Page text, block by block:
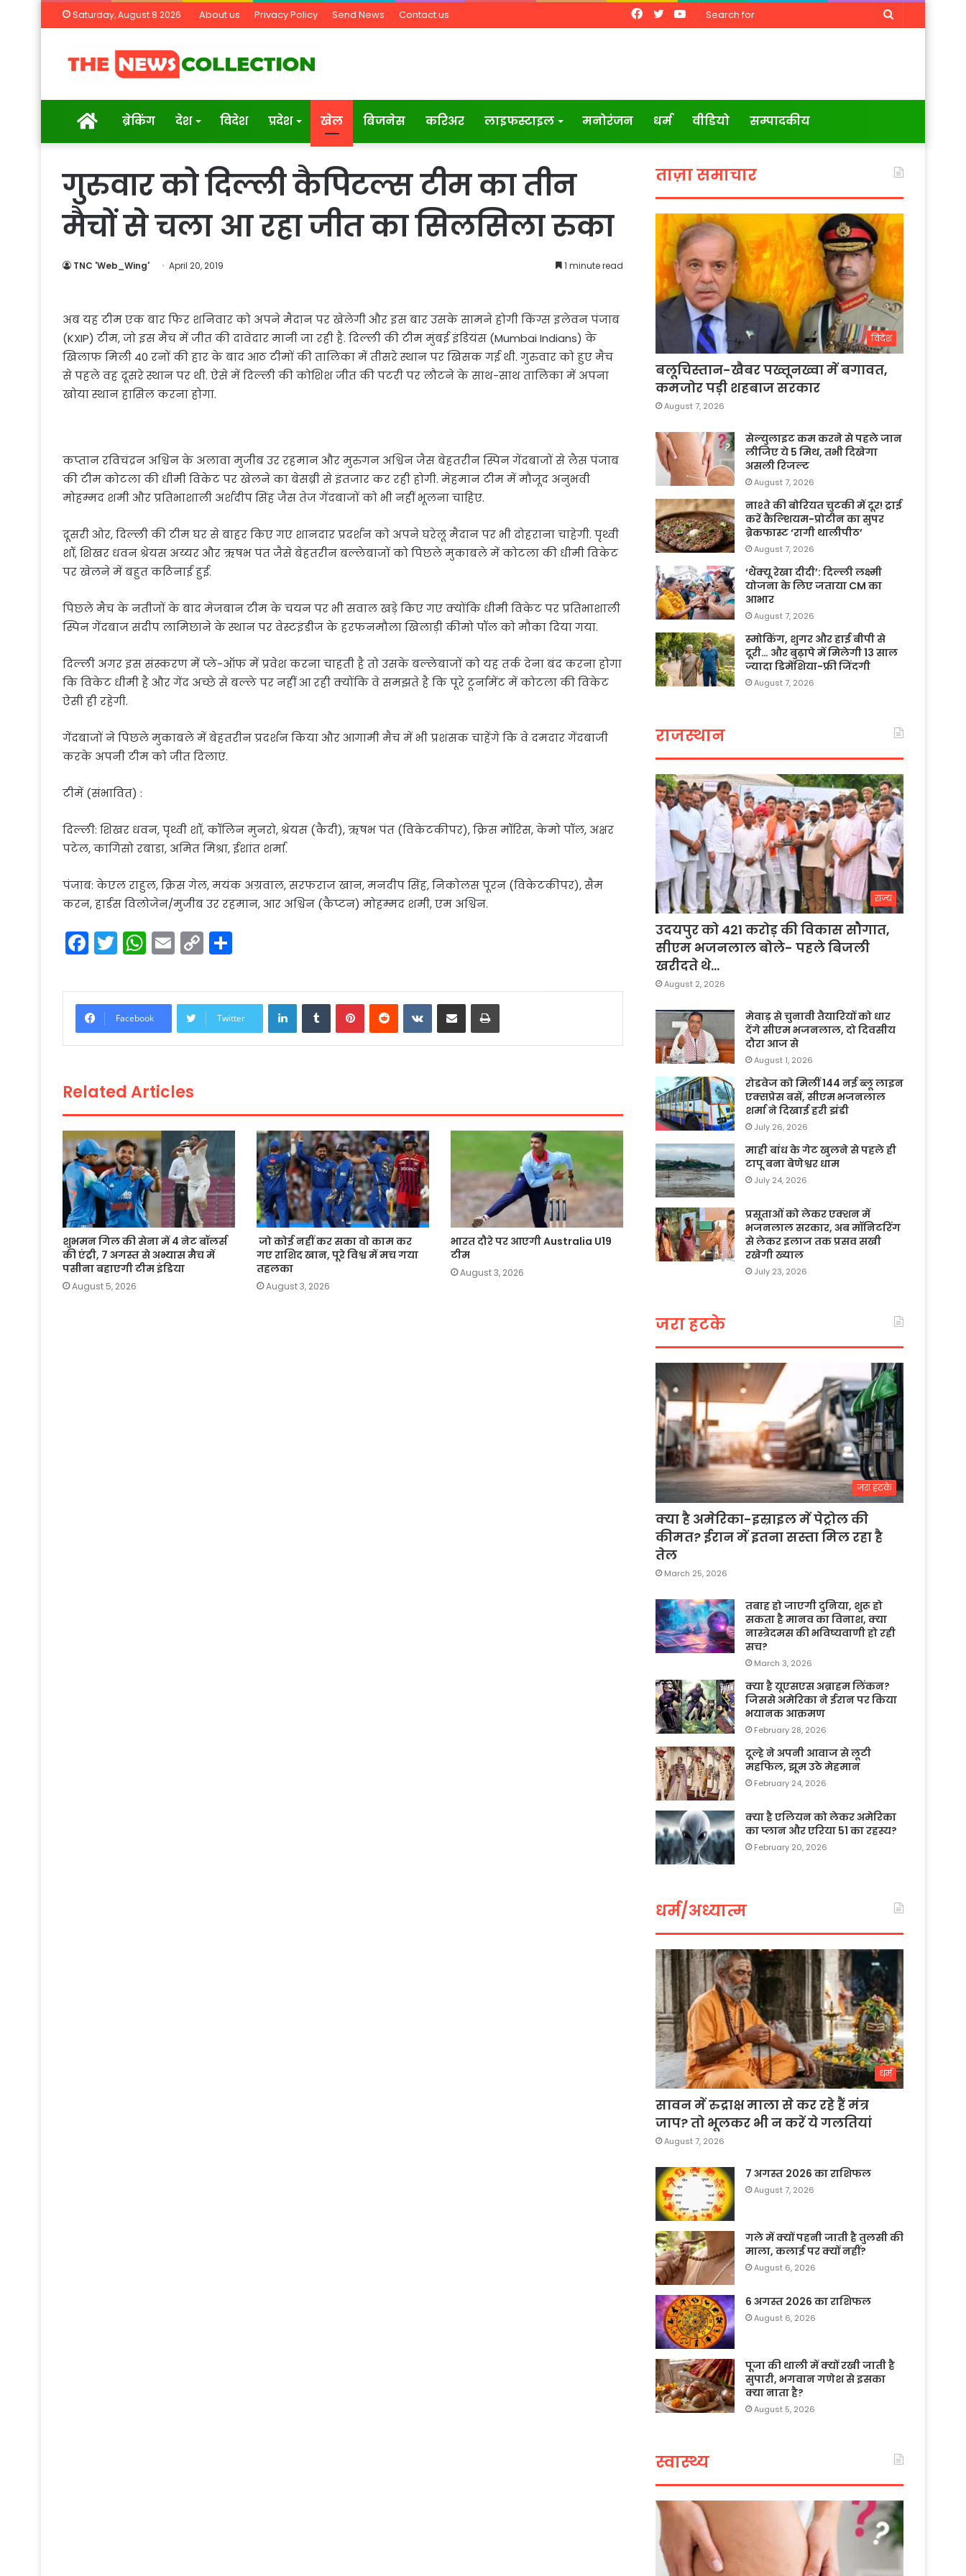
Saturday, August 8 2026 About us Privacy Policy Send News Contact us
Search
YouTube
Twitter
Facebook
Homeब्रेकिंग देश विदेश प्रदेश खेल बिजनेस करिअर लाइफस्टाइल मनोरंजन धर्म वीडियो सम्पादकीय
गुरुवार को दिल्ली कैपिटल्स टीम का तीन
मैचों से चला आ रहा जीत का सिलसिला रुका
TNC 'Web_Wing' April 20, 2019 1 minute read
अब यह टीम एक बार फिर शनिवार को अपने मैदान पर खेलेगी और इस बार उसके सामने होगी किंग्स इलेवन पंजाब
(KXIP) टीम, जो इस मैच में जीत की दावेदार मानी जा रही है. दिल्ली की टीम मुंबई इंडियंस (Mumbai Indians) के
खिलाफ मिली 40 रनों की हार के बाद आठ टीमों की तालिका में तीसरे स्थान पर खिसक गई थी. गुरुवार को हुए मैच
से पहले वह दूसरे स्थान पर थी. ऐसे में दिल्ली की कोशिश जीत की पटरी पर लौटने के साथ-साथ तालिका में अपना
खोया स्थान हासिल करना होगा.
कप्तान रविचंद्रन अश्विन के अलावा मुजीब उर रहमान और मुरुगन अश्विन जैस बेहतरीन स्पिन गेंदबाजों से लैस पंजाब
की टीम कोटला की धीमी विकेट पर खेलने का बेसब्री से इंतजार कर रही होगी. मेहमान टीम में मौजूद अनुभवी
मोहम्मद शमी और प्रतिभाशाली अर्शदीप सिंह जैस तेज गेंदबाजों को भी नहीं भूलना चाहिए.
दूसरी ओर, दिल्ली की टीम घर से बाहर किए गए शानदार प्रदर्शन को अपने घरेलू मैदान पर भी दोहराना चाहेगी. पृथ्वी
शॉ, शिखर धवन श्रेयस अय्यर और ऋषभ पंत जैसे बेहतरीन बल्लेबाजों को पिछले मुकाबले में कोटला की धीमी विकेट
पर खेलने में बहुत कठिनाई हुई.
पिछले मैच के नतीजों के बाद मेजबान टीम के चयन पर भी सवाल खड़े किए गए क्योंकि धीमी विकेट पर प्रतिभाशाली
स्पिन गेंदबाज संदीप लामिछाने के स्थान पर वेस्टइंडीज के हरफनमौला खिलाड़ी कीमो पॉल को मौका दिया गया.
दिल्ली अगर इस संस्करण में प्ले-ऑफ में प्रवेश करना चाहती है तो उसके बल्लेबाजों को यह तर्क देना बंद करना होगा
कि विकेट धीमी है और गेंद अच्छे से बल्ले पर नहीं आ रही क्योंकि वे समझते है कि पूरे टूर्नामेंट में कोटला की विकेट
ऐसी ही रहेगी.
गेंदबाजों ने पिछले मुकाबले में बेहतरीन प्रदर्शन किया और आगामी मैच में भी प्रशंसक चाहेंगे कि वे दमदार गेंदबाजी
करके अपनी टीम को जीत दिलाएं.
टीमें (संभावित) :
दिल्ली: शिखर धवन, पृथ्वी शॉ, कॉलिन मुनरो, श्रेयस (कैदी), ऋषभ पंत (विकेटकीपर), क्रिस मॉरिस, केमो पॉल, अक्षर
पटेल, कागिसो रबाडा, अमित मिश्रा, ईशांत शर्मा.
पंजाब: केएल राहुल, क्रिस गेल, मयंक अग्रवाल, सरफराज खान, मनदीप सिंह, निकोलस पूरन (विकेटकीपर), सैम
करन, हार्डस विलोजेन/मुजीब उर रहमान, आर अश्विन (कैप्टन) मोहम्मद शमी, एम अश्विन.
F
a
c
e
b
o
k
T
w
itt
er
W
h
a
ts
A
p
E
m
ai
l
C
o
p
y
Li
ar
e
Facebook Twitter
LinkedInTumblrPinterestReddit VKontakte
Share via Email Print
Related Articles
शुभमन गिल की सेना में 4 नेट बॉलर्स
की एंट्री, 7 अगस्त से अभ्यास मैच में
पसीना बहाएगी टीम इंडिया
August 5, 2026
जो कोई नहीं कर सका वो काम कर
गए राशिद खान, पूरे विश्व में मच गया
तहलका
August 3, 2026
भारत दौरे पर आएगी Australia U19
टीम
August 3, 2026
ताज़ा समाचार
विदेश
बलूचिस्तान-खैबर पख्तूनख्वा में बगावत,
कमजोर पड़ी शहबाज सरकार
August 7, 2026
सेल्युलाइट कम करने से पहले जान
लीजिए ये 5 मिथ, तभी दिखेगा
असली रिजल्ट
August 7, 2026
नाश्ते की बोरियत चुटकी में दूर! ट्राई
करें कैल्शियम-प्रोटीन का सुपर
ब्रेकफास्ट ‘रागी थालीपीठ’
August 7, 2026
‘थैंक्यू रेखा दीदी’: दिल्ली लक्ष्मी
योजना के लिए जताया CM का
आभार
August 7, 2026
स्मोकिंग, शुगर और हाई बीपी से
दूरी… और बुढ़ापे में मिलेगी 13 साल
ज्यादा डिमेंशिया-फ्री जिंदगी
August 7, 2026
राजस्थान
राज्य
उदयपुर को 421 करोड़ की विकास सौगात,
सीएम भजनलाल बोले- पहले बिजली
खरीदते थे…
August 2, 2026
मेवाड़ से चुनावी तैयारियों को धार
देंगे सीएम भजनलाल, दो दिवसीय
दौरा आज से
August 1, 2026
रोडवेज को मिलीं 144 नई ब्लू लाइन
एक्सप्रेस बसें, सीएम भजनलाल
शर्मा ने दिखाई हरी झंडी
July 26, 2026
माही बांध के गेट खुलने से पहले ही
टापू बना बेणेश्वर धाम
July 24, 2026
प्रसूताओं को लेकर एक्शन में
भजनलाल सरकार, अब मॉनिटरिंग
से लेकर इलाज तक प्रसव सखी
रखेगी ख्याल
July 23, 2026
जरा हटके
जरा हटके
क्या है अमेरिका-इस्राइल में पेट्रोल की
कीमत? ईरान में इतना सस्ता मिल रहा है
तेल
March 25, 2026
तबाह हो जाएगी दुनिया, शुरू हो
सकता है मानव का विनाश, क्या
नास्त्रेदमस की भविष्यवाणी हो रही
सच?
March 3, 2026
क्या है यूएसएस अब्राहम लिंकन?
जिससे अमेरिका ने ईरान पर किया
भयानक आक्रमण
February 28, 2026
दूल्हे ने अपनी आवाज से लूटी
महफिल, झूम उठे मेहमान
February 24, 2026
क्या है एलियन को लेकर अमेरिका
का प्लान और एरिया 51 का रहस्य?
February 20, 2026
धर्म/अध्यात्म
धर्म
सावन में रुद्राक्ष माला से कर रहे हैं मंत्र
जाप? तो भूलकर भी न करें ये गलतियां
August 7, 2026
7 अगस्त 2026 का राशिफल
August 7, 2026
गले में क्यों पहनी जाती है तुलसी की
माला, कलाई पर क्यों नहीं?
August 6, 2026
6 अगस्त 2026 का राशिफल
August 6, 2026
पूजा की थाली में क्यों रखी जाती है
सुपारी, भगवान गणेश से इसका
क्या नाता है?
August 5, 2026
स्वास्थ्य